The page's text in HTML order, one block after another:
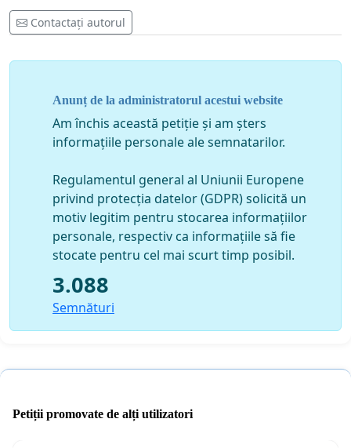
Contactați autorul
Anunț de la administratorul acestui website
Am închis această petiție și am șters
informațiile personale ale semnatarilor.
Regulamentul general al Uniunii Europene
privind protecția datelor (GDPR) solicită un
motiv legitim pentru stocarea informațiilor
personale, respectiv ca informațiile să fie
stocate pentru cel mai scurt timp posibil.
3.088
Semnături
Petiții promovate de alți utilizatori